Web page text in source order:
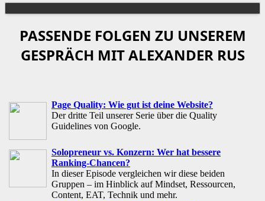
PASSENDE FOLGEN ZU UNSEREM
GESPRÄCH MIT ALEXANDER RUS
Page Quality: Wie gut ist deine Website?
Der dritte Teil unserer Serie über die Quality
Guidelines von Google.
Solopreneur vs. Konzern: Wer hat bessere
Ranking-Chancen?
In dieser Episode vergleichen wir diese beiden
Gruppen – im Hinblick auf Mindset, Ressourcen,
Content, EAT, Technik und mehr.